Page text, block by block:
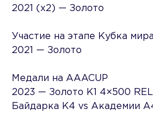
2021 (х2) — Золото
Участие на этапе Кубка мира
2021 — Золото
Медали на AAACUP
2023 — Золото K1 4×500
Байдарка К4 vs Академии